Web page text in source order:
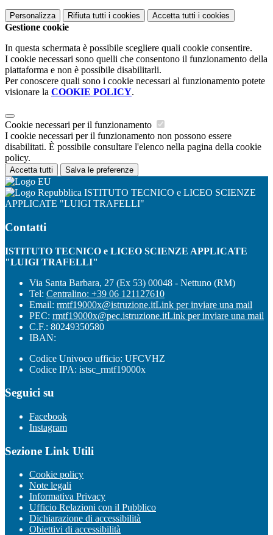
Personalizza Rifiuta tutti i cookies Accetta tutti i cookies
Gestione cookie
In questa schermata è possibile scegliere quali cookie consentire.
I cookie necessari sono quelli che consentono il funzionamento della
piattaforma e non è possibile disabilitarli.
Per conoscere quali sono i cookie necessari al funzionamento potete
visionare la COOKIE POLICY.
Cookie necessari per il funzionamento
I cookie necessari per il funzionamento non possono essere
disabilitati. È possibile consultare l'elenco nella pagina della cookie
policy.
Accetta tutti Salva le preferenze
ISTITUTO TECNICO e LICEO SCIENZE
APPLICATE "LUIGI TRAFELLI"
Contatti
ISTITUTO TECNICO e LICEO SCIENZE APPLICATE
"LUIGI TRAFELLI"
Via Santa Barbara, 27 (Ex 53) 00048 - Nettuno (RM)
Tel: Centralino: +39 06 121127610
Email: rmtf19000x@istruzione.itLink per inviare una mail
PEC: rmtf19000x@pec.istruzione.itLink per inviare una mail
C.F.: 80249350580
IBAN:
Codice Univoco ufficio: UFCVHZ
Codice IPA: istsc_rmtf19000x
Seguici su
Facebook
Instagram
Sezione Link Utili
Cookie policy
Note legali
Informativa Privacy
Ufficio Relazioni con il Pubblico
Dichiarazione di accessibilità
Obiettivi di accessibilità